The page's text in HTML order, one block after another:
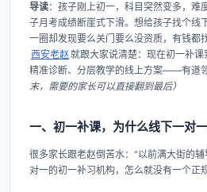
导读：孩子刚上初一，科目突然变多，难
子月考成绩断崖式下滑。想给孩子找个线
一圈却发现要么关门要么没资质，有钱都
西安老赵 就跟大家说清楚：现在初一补
精准诊断、分层教学的线上方案——有道领
末，需要的家长可以直接翻到最后）
一、初一补课，为什么线下一对
很多家长跟老赵倒苦水：“以前满大街的
对一的初一补习机构，怎么就没有一个正